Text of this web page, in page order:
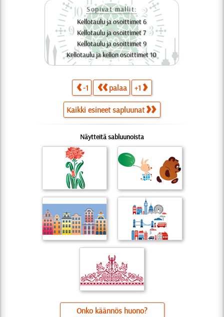
Sopivat mallit:
Kellotaulu ja osoittimet 6
Kellotaulu ja osoittimet 7
Kellotaulu ja osoittimet 9
Kellotaulu ja kellon osoittimet 10
-1 palaa +1
Kaikki esineet sapluunat
Näytteitä sabluunoista
Onko käännös huono?